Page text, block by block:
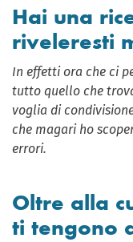
Hai una
riveleresti
In effetti ora che ci
tutto quello che
voglia di
che magari ho
errori.
Oltre alla
ti tengono